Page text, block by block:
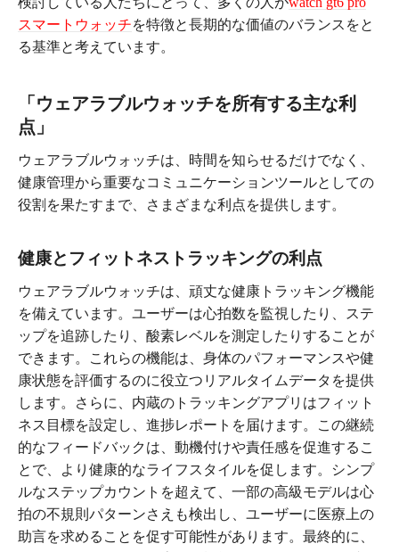
スマートウォッチを特徴と長期的な価値のバランスをと
る基準と考えています。
「ウェアラブルウォッチを所有する主な利
点」
ウェアラブルウォッチは、時間を知らせるだけでなく、
健康管理から重要なコミュニケーションツールとしての
役割を果たすまで、さまざまな利点を提供します。
健康とフィットネストラッキングの利点
ウェアラブルウォッチは、頑丈な健康トラッキング機能
を備えています。ユーザーは心拍数を監視したり、ステ
ップを追跡したり、酸素レベルを測定したりすることが
できます。これらの機能は、身体のパフォーマンスや健
康状態を評価するのに役立つリアルタイムデータを提供
します。さらに、内蔵のトラッキングアプリはフィット
ネス目標を設定し、進捗レポートを届けます。この継続
的なフィードバックは、動機付けや責任感を促進するこ
とで、より健康的なライフスタイルを促します。シンプ
ルなステップカウントを超えて、一部の高級モデルは心
拍の不規則パターンさえも検出し、ユーザーに医療上の
助言を求めることを促す可能性があります。最終的に、